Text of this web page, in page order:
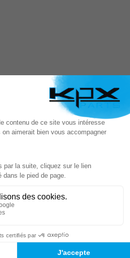
- SITE CRÉÉ PARLET'S CLIC
TROUVEZ LA BONNE PIÈCE RAPIDEMENT
03.85.32.96.74